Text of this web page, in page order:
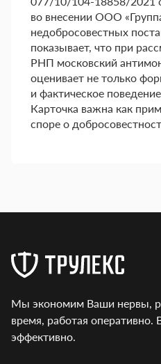
во внесении ООО
недобросовестных
показывает, что при
РНП московский
оценивает не только
и фактическое
Карточка важна как
споре о
Мы экономим Ваши нервы,
время, работая оперативно.
эффективно.